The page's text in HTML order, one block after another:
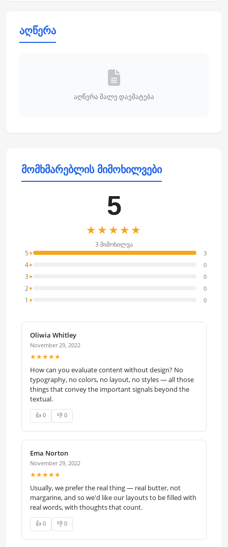
აღწერა
აღწერა მალე დაემატება
მომხმარებლის მიმოხილვები
5
★★★★★
3 მიმოხილვა
5★ 3
4★ 0
3★ 0
2★ 0
1 ★ 0
Oliwia Whitley
November 29, 2022
★★★★★
How can you evaluate content without design? No
typography, no colors, no layout, no styles — all those
things that convey the important signals beyond the
textual.
👍 0 👎 0
Ema Norton
November 29, 2022
★★★★★
Usually, we prefer the real thing — real butter, not
margarine, and so we'd like our layouts to be filled with
real words, with thoughts that count.
👍 0 👎 0